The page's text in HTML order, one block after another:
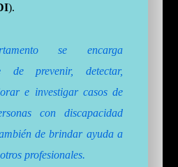
).
se encarga
de prevenir, detectar,
e investigar casos de
con discapacidad
de brindar ayuda a
profesionales.